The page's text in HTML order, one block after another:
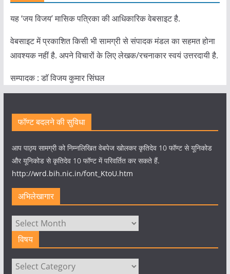
यह ‘जय विजय’ मासिक पत्रिका की आधिकारिक वेबसाइट है.
वेबसाइट में प्रकाशित किसी भी सामग्री से संपादक मंडल का सहमत होना
आवश्यक नहीं है. अपने विचारों के लिए लेखक/रचनाकार स्वयं उत्तरदायी है.
सम्पादक : डाॅ विजय कुमार सिंघल
फॉण्ट बदलने की सुविधा
आप पाठ्य सामग्री को निम्नलिखित वेबपेज खोलकर कृतिदेव 10 फॉण्ट से यूनिकोड
और यूनिकोड से कृतिदेव 10 फॉण्ट में परिवर्तित कर सकते हैं.
http://wrd.bih.nic.in/font_KtoU.htm
अभिलेखागार
अभिलेखागार
विषय
विषय